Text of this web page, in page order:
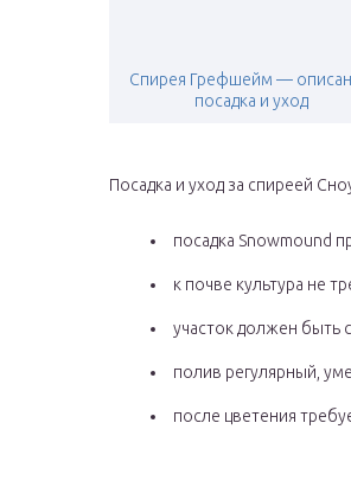
Спирея Грефшейм —
посадка и уход
Посадка и уход за спиреей
посадка Snowmound
к почве культура не
участок должен быть
полив регулярный,
после цветения